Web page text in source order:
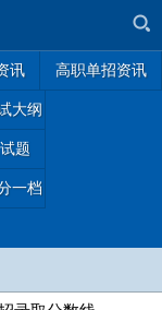
讯 高职单招资讯
大纲
题
一档